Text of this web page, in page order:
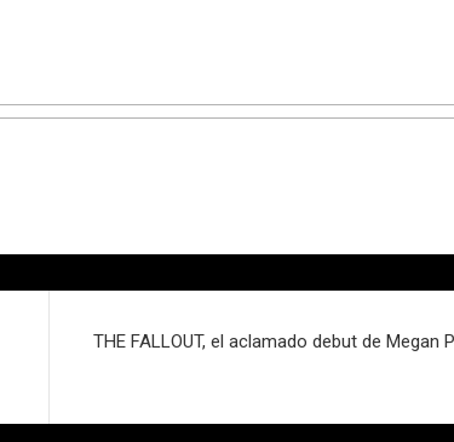
THE FALLOUT, el aclamado debut de Megan